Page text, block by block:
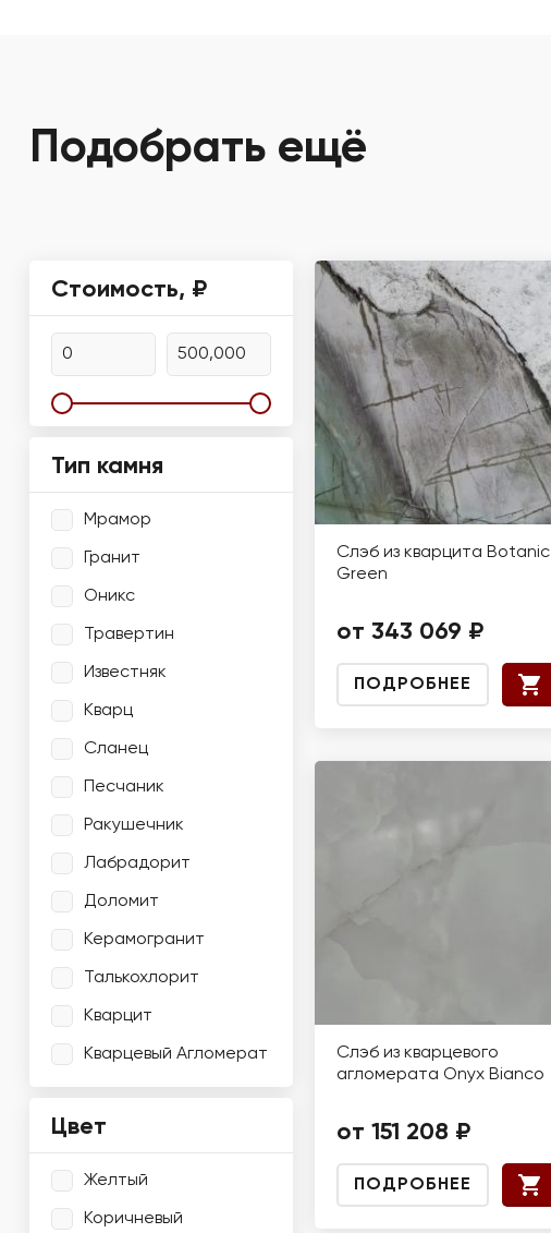
Подобрать ещё
Слэб из кварцита Botanic
Green
от 343 069 ₽
ПОДРОБНЕЕ
Слэб из кварцевого
агломерата Onyx Bianco
от 151 208 ₽
ПОДРОБНЕЕ
Стоимость, ₽
Тип камня
Мрамор
Гранит
Оникс
Травертин
Известняк
Кварц
Сланец
Песчаник
Ракушечник
Лабрадорит
Доломит
Керамогранит
Талькохлорит
Кварцит
Кварцевый Агломерат
Цвет
Желтый
Коричневый